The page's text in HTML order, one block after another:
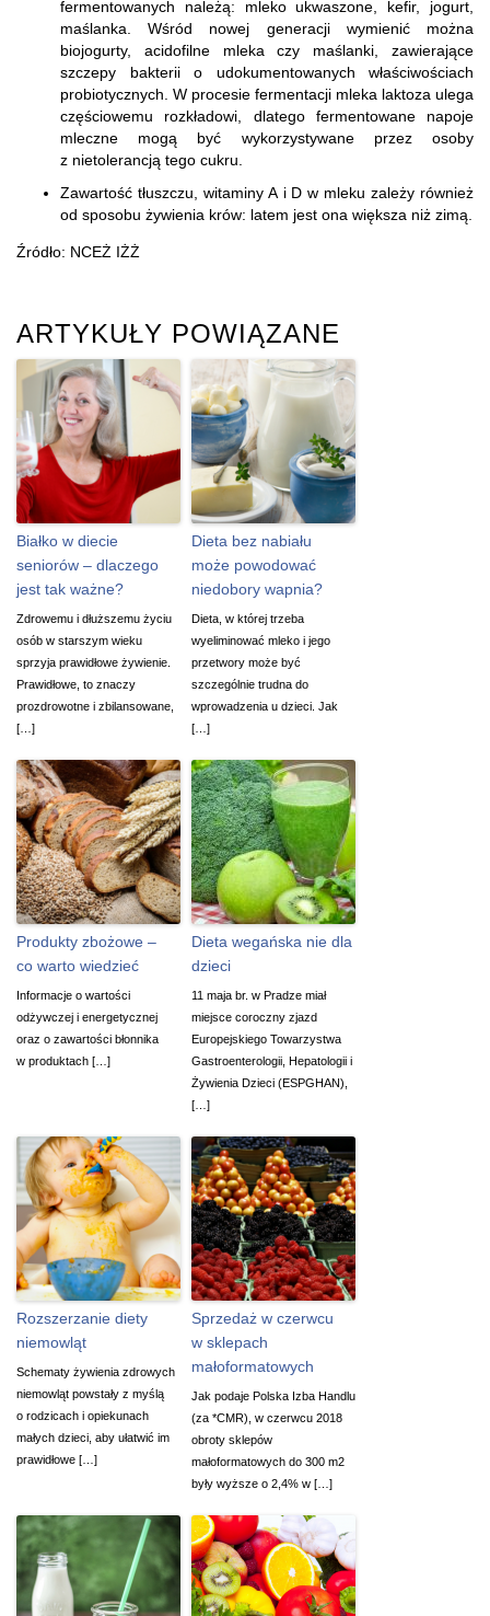
fermentowanych należą: mleko ukwaszone, kefir, jogurt,
maślanka. Wśród nowej generacji wymienić można
biojogurty, acidofilne mleka czy maślanki, zawierające
szczepy bakterii o udokumentowanych właściwościach
probiotycznych. W procesie fermentacji mleka laktoza ulega
częściowemu rozkładowi, dlatego fermentowane napoje
mleczne mogą być wykorzystywane przez osoby
z nietolerancją tego cukru.
Zawartość tłuszczu, witaminy A i D w mleku zależy również
od sposobu żywienia krów: latem jest ona większa niż zimą.
Źródło: NCEŻ IŻŻ
ARTYKUŁY POWIĄZANE
Białko w diecie
seniorów – dlaczego
jest tak ważne?
Zdrowemu i dłuższemu życiu
osób w starszym wieku
sprzyja prawidłowe żywienie.
Prawidłowe, to znaczy
prozdrowotne i zbilansowane,
[…]
Dieta bez nabiału
może powodować
niedobory wapnia?
Dieta, w której trzeba
wyeliminować mleko i jego
przetwory może być
szczególnie trudna do
wprowadzenia u dzieci. Jak
[…]
Produkty zbożowe –
co warto wiedzieć
Informacje o wartości
odżywczej i energetycznej
oraz o zawartości błonnika
w produktach […]
Dieta wegańska nie dla
dzieci
11 maja br. w Pradze miał
miejsce coroczny zjazd
Europejskiego Towarzystwa
Gastroenterologii, Hepatologii i
Żywienia Dzieci (ESPGHAN),
[…]
Rozszerzanie diety
niemowląt
Schematy żywienia zdrowych
niemowląt powstały z myślą
o rodzicach i opiekunach
małych dzieci, aby ułatwić im
prawidłowe […]
Sprzedaż w czerwcu
w sklepach
małoformatowych
Jak podaje Polska Izba Handlu
(za *CMR), w czerwcu 2018
obroty sklepów
małoformatowych do 300 m2
były wyższe o 2,4% w […]